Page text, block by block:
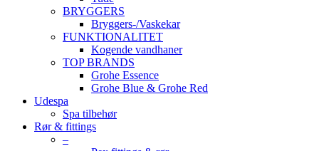
BRYGGERS
Bryggers-/Vaskekar
FUNKTIONALITET
Kogende vandhaner
TOP BRANDS
Grohe Essence
Grohe Blue & Grohe Red
Udespa
Spa tilbehør
Rør & fittings
–